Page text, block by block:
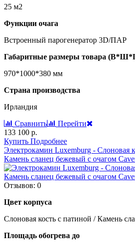
25 м2
Функции очага
Встроенный парогенератор 3D/ПАР
Габаритные размеры товара
970*1000*380 мм
Страна производства
Ирландия
Сравнить
Перейти
133 100 р.
Купить Подробнее
Электрокамин Luxemburg - Cлоновая
Камень сланец бежевый с очагом
Отзывов: 0
Цвет корпуса
Cлоновая кость с патиной / Камень
Площадь обогрева до